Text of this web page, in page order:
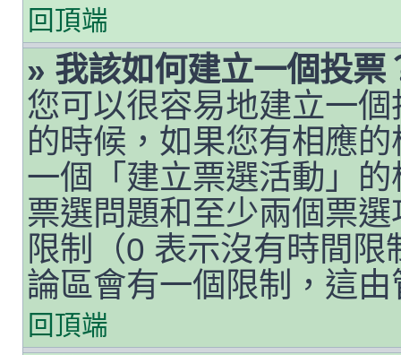
回頂端
» 我該如何建立一個投票
您可以很容易地建立一
的時候，如果您有相應
一個「建立票選活動」
票選問題和至少兩個票
限制（0 表示沒有時間
論區會有一個限制，這
回頂端